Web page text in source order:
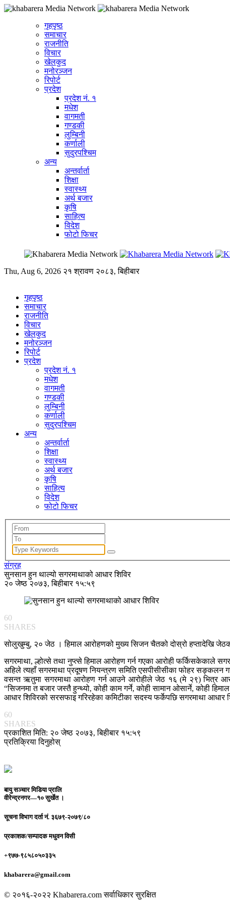
गृहपृष्ठ
समाचार
राजनीति
विचार
खेलकुद
मनोरञ्जन
रिपोर्ट
प्रदेश
प्रदेश नं. १
मधेश
वागमती
गण्डकी
लुम्बिनी
कर्णाली
सुदुरपश्चिम
अन्य
अन्तर्वार्ता
शिक्षा
स्वास्थ्य
अर्थ बजार
कृषि
साहित्य
विदेश
फोटो फिचर
Thu, Aug 6, 2026 २१ श्रावण २०८३, बिहीबार
गृहपृष्ठ
समाचार
राजनीति
विचार
खेलकुद
मनोरञ्जन
रिपोर्ट
प्रदेश
प्रदेश नं. १
मधेश
वागमती
गण्डकी
लुम्बिनी
कर्णाली
सुदुरपश्चिम
अन्य
अन्तर्वार्ता
शिक्षा
स्वास्थ्य
अर्थ बजार
कृषि
साहित्य
विदेश
फोटो फिचर
संग्रह
सुनसान हुन थाल्यो सगरमाथाको आधार शिविर
२० जेष्ठ २०७३, बिहीबार १५:५९
60
SHARES
सोलुखुम्बु, २० जेठ । हिमाल आरोहणको मुख्य सिजन चैतको दोस्रो हप्तादेखि जेठको
सगरमाथा, ल्होत्से तथा नुप्त्से हिमाल आरोहण गर्न गएका आरोही फर्किसकेकाले
अहिले त्यहाँ सगरमाथा प्रदूषण नियन्त्रण समिति एसपीसीसीका फोहर सङ्कलन
वसन्त ऋतुमा सगरमाथा आरोहण गर्न आउने आरोहीले जेठ १६ (मे २९) भित्र
“सिजनमा त बजार जस्तै हुन्थ्यो, कोही काम गर्ने, कोही सामान ओसार्ने, कोही
आधार शिविरको सरसफाइ गरिरहेका कमिटीका सदस्य फर्केपछि सगरमाथा
60
SHARES
प्रकाशित मिति: २० जेष्ठ २०७३, बिहीबार १५:५९
प्रतिक्रिया दिनुहोस्
बायु सञ्चार मिडिया प्रालि
वीरेन्द्रनगर—१० सुर्खेत ।
सूचना विभाग दर्ता नं. ३६७९-२०७९/८०
प्रकाशक/सम्पादकमधुवन विसी
+९७७-९८५८०५०३३५
khabarera@gmail.com
© २०१६-२०२२ Khabarera.com सर्वाधिकार सुरक्षित